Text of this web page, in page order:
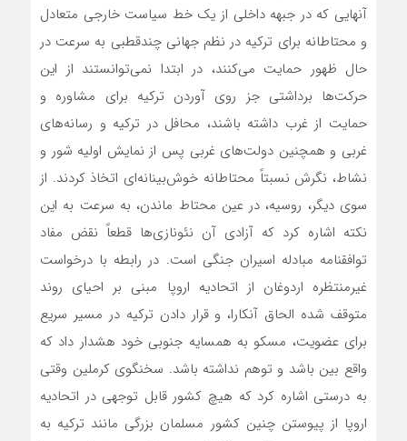
آنهایی که در جبهه داخلی از یک خط سیاست خارجی متعادل
و محتاطانه برای ترکیه در نظم جهانی چندقطبی به سرعت در
حال ظهور حمایت می‌کنند، در ابتدا نمی‌توانستند از این
حرکت‌ها برداشتی جز روی آوردن ترکیه برای مشاوره و
حمایت از غرب داشته باشند، محافل در ترکیه و رسانه‌های
غربی و همچنین دولت‌های غربی پس از نمایش اولیه شور و
نشاط، نگرش نسبتاً محتاطانه خوش‌بینانه‌ای اتخاذ کردند. از
سوی دیگر، روسیه، در عین محتاط ماندن، به سرعت به این
نکته اشاره کرد که آزادی آن نئونازی‌ها قطعاً نقض مفاد
توافقنامه مبادله اسیران جنگی است. در رابطه با درخواست
غیرمنتظره اردوغان از اتحادیه اروپا مبنی بر احیای روند
متوقف شده الحاق آنکارا، و قرار دادن ترکیه در مسیر سریع
برای عضویت، مسکو به همسایه جنوبی خود هشدار داد که
واقع بین باشد و توهم نداشته باشد. سخنگوی کرملین وقتی
به درستی اشاره کرد که هیچ کشور قابل توجهی در اتحادیه
اروپا از پیوستن چنین کشور مسلمان بزرگی مانند ترکیه به